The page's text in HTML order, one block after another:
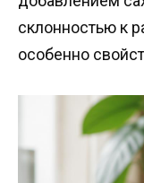
склонностью к
особенно